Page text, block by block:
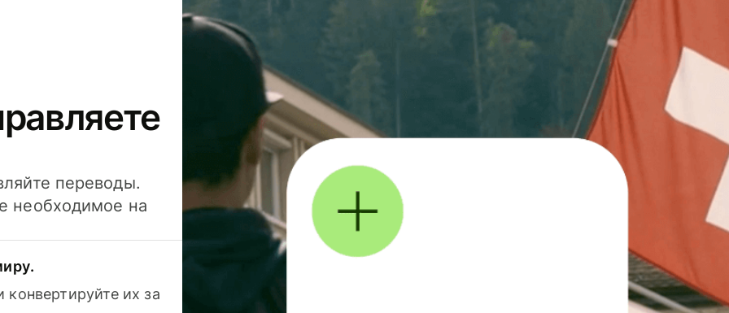
переводы.
необходимое на
их за